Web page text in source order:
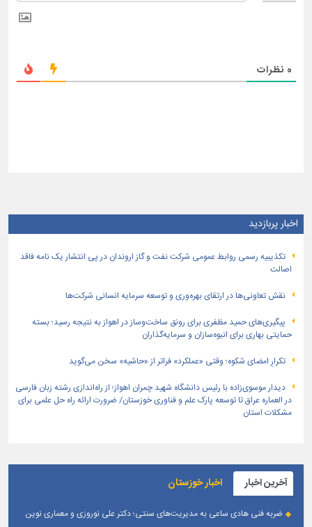
0 نظرات
اخبار پربازدید
تكذیبیه رسمی روابط عمومی شركت نفت و گاز اروندان در پی انتشار یک نامه فاقد
اصالت
نقش تعاونی‌ها در ارتقای بهره‌وری و توسعه سرمایه انسانی شرکت‌ها
پیگیری‌های حمید مظفری برای رونق ساخت‌وساز در اهواز به نتیجه رسید؛ بسته
حمایتی بهاری برای انبوه‌سازان و سرمایه‌گذاران
تکرارِ امضای شکوه؛ وقتی «عملکرد» فراتر از «حاشیه» سخن می‌گوید
دیدار موسوی‌زاده با رئیس دانشگاه شهید چمران اهواز؛ از راه‌اندازی رشته زبان فارسی
در العماره عراق تا توسعه پارک علم و فناوری خوزستان/ ضرورت ارائه راه حل علمی برای
مشکلات استان
آخرین اخبار اخبار خوزستان
ضربه فنی هادی ساعی به مدیریت‌های سنتی؛ دکتر علی نوروزی و معماری نوین